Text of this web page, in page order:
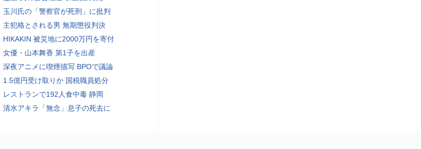
玉川氏の「警察官が死刑」に批判
主犯格とされる男 無期懲役判決
HIKAKIN 被災地に2000万円を寄付
女優・山本舞香 第1子を出産
深夜アニメに喫煙描写 BPOで議論
1.5億円受け取りか 国税職員処分
レストランで192人食中毒 静岡
清水アキラ「無念」息子の死去に